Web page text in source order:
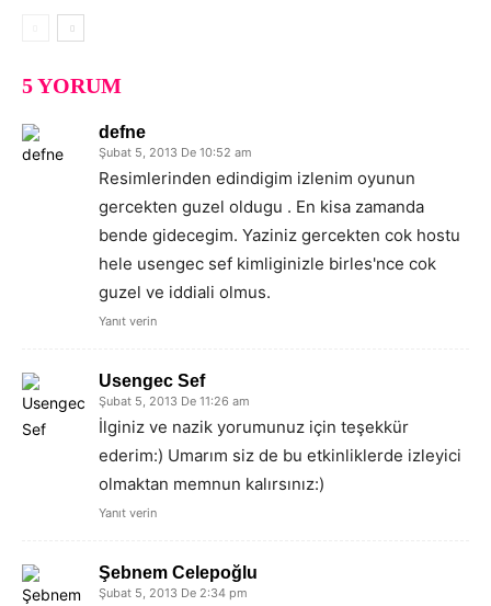
5 YORUM
defne
Şubat 5, 2013 De 10:52 am
Resimlerinden edindigim izlenim oyunun
gercekten guzel oldugu . En kisa zamanda
bende gidecegim. Yaziniz gercekten cok hostu
hele usengec sef kimliginizle birles'nce cok
guzel ve iddiali olmus.
Yanıt verin
Usengec Sef
Şubat 5, 2013 De 11:26 am
İlginiz ve nazik yorumunuz için teşekkür
ederim:) Umarım siz de bu etkinliklerde izleyici
olmaktan memnun kalırsınız:)
Yanıt verin
Şebnem Celepoğlu
Şubat 5, 2013 De 2:34 pm